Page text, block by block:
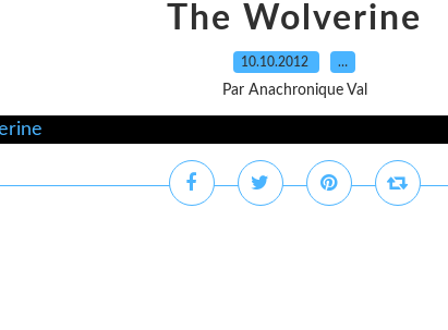
The Wolverine
10.10.2012 …
Par Anachronique Val